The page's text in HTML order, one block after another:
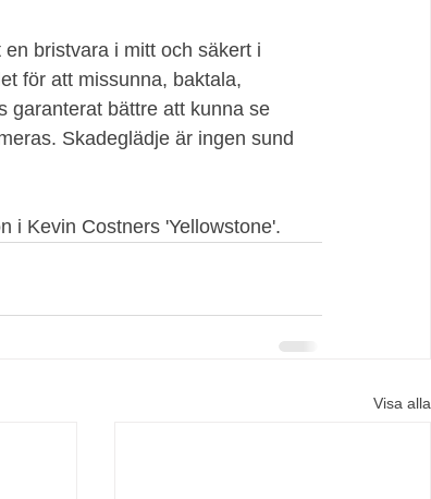
bristvara i mitt och säkert i
för att missunna, baktala,
garanterat bättre att kunna se
Skadeglädje är ingen sund
i Kevin Costners 'Yellowstone'.
Visa alla